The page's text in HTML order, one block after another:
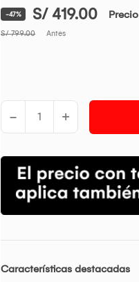
-47% S/ 419.00 Precio
S/ 799.00 Antes
- +
Características destacadas